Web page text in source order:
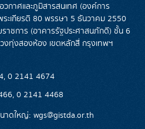
กาศและภูมิสารสนเทศ (องค์การ
ะเกียรติ 80 พรรษา 5 ธันวาคม 2550
าชการ (อาคารรัฐประศาสนภักดี) ชั้น 6
งทุ่งสองห้อง เขตหลักสี่ กรุงเทพฯ
0 2141 4674
0 2141 4468
ดใหญ่: wgs@gistda.or.th